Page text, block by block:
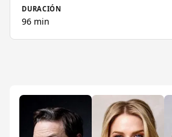
DURACIÓN
96 min